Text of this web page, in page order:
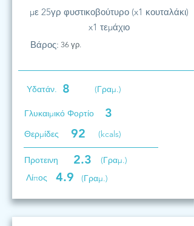
με 25γρ φυστικοβούτυρο (x1 κουταλάκι)
x1 τεμάχιο
Βάρος: 36 γρ.
Υδατάν. 8 (Γραμ.)
Γλυκαιμικό Φορτίο 3
Θερμίδες 92 (kcals)
Προτεινη 2.3
(Γραμ.)
Λίπος
4.9 (Γραμ.)